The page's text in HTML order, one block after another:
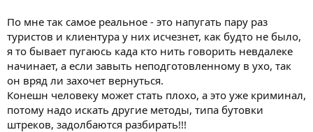
По мне так самое реальное - это напугать пару раз
туристов и клиентура у них исчезнет, как будто не было,
я то бывает пугаюсь када кто нить говорить невдалеке
начинает, а если завыть неподготовленному в ухо, так
он вряд ли захочет вернуться.
Конешн человеку может стать плохо, а это уже криминал,
потому надо искать другие методы, типа бутовки
штреков, задолбаются разбирать!!!